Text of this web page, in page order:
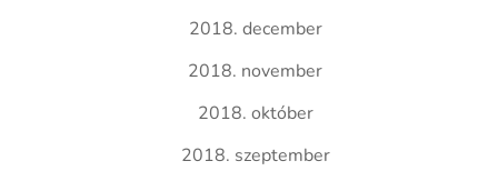
2018. december
2018. november
2018. október
2018. szeptember